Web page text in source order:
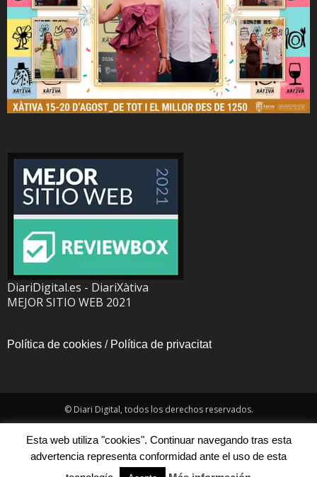
DiariDigital.es - DiariXàtiva
MEJOR SITIO WEB 2021
Política de cookies / Política de privacitat
© Diari Digital, todos los derechos reservados.
Esta web utiliza "cookies". Continuar navegando tras esta
advertencia representa conformidad ante el uso de esta